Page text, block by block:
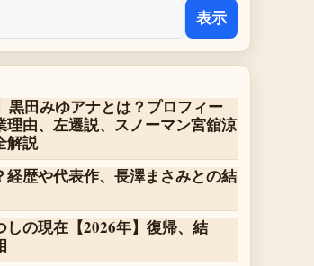
表示
黒田みゆアナとは？プロフィー
理由、左遷説、スノーマン宮舘涼
解説
経歴や代表作、長澤まさみとの結
しの現在【2026年】復帰、結